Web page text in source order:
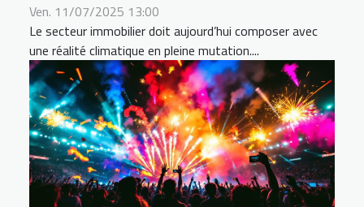
Ven. 11/07/2025 13:00
Le secteur immobilier doit aujourd’hui composer avec
une réalité climatique en pleine mutation....